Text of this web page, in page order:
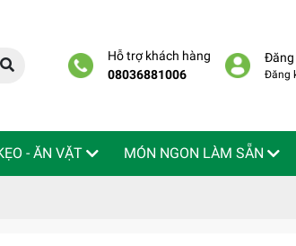
Hỗ trợ khách hàng
08036881006
Đăng
- ĂN VẶT MÓN NGON LÀM SẴN